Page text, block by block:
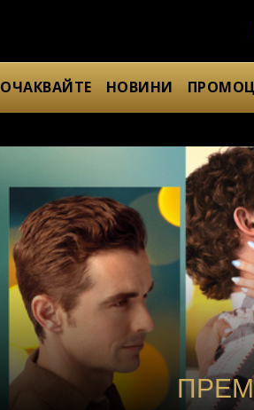
ОЧАКВАЙТЕ НОВИНИ